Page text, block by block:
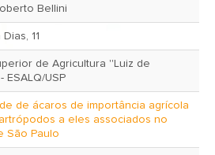
Bellini
11
de Agricultura ''Luiz de
ESALQ/USP
de ácaros de importância agrícola
a eles associados no
São Paulo